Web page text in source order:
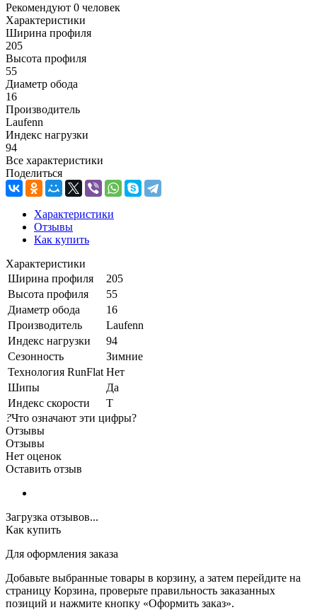
Рекомендуют 0 человек
Характеристики
Ширина профиля
205
Высота профиля
55
Диаметр обода
16
Производитель
Laufenn
Индекс нагрузки
94
Все характеристики
Поделиться
Характеристики
Отзывы
Как купить
Характеристики
Ширина профиля
205
Высота профиля
55
Диаметр обода
16
Производитель
Laufenn
Индекс нагрузки
94
Сезонность
Зимние
Технология RunFlat Нет
Шипы
Да
Индекс скорости
T
?Что означают эти цифры?
Отзывы
Отзывы
Нет оценок
Оставить отзыв
Загрузка отзывов...
Как купить
Для оформления заказа
Добавьте выбранные товары в корзину, а затем перейдите на
страницу Корзина, проверьте правильность заказанных
позиций и нажмите кнопку «Оформить заказ».